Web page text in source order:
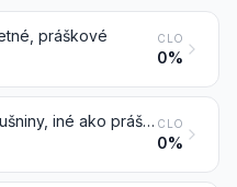
práškové CLO
0%
Pripravené výbušniny, iné ako práškové výmetné výbušniny CLO
0%